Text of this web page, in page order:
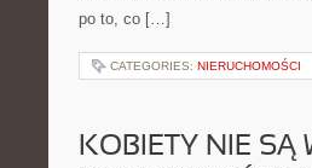
po to, co […]
CATEGORIES: NIERUCHOMOŚCI
KOBIETY NIE SĄ